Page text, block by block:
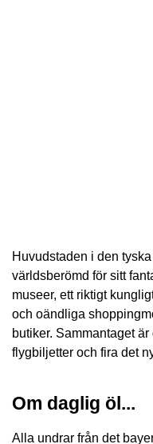
Huvudstaden i den
världsberömd för sitt
museer, ett riktigt
och oändliga
butiker. Sammantaget
flygbiljetter och fira det
Om daglig öl...
Alla undrar från det